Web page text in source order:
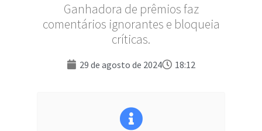
Ganhadora de prêmios faz
comentários ignorantes e bloqueia
críticas.
29 de agosto de 2024 18:12